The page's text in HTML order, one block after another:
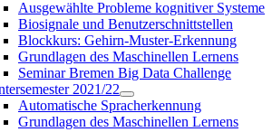
Ausgewählte Probleme kognitiver Systeme
Biosignale und Benutzerschnittstellen
Blockkurs: Gehirn-Muster-Erkennung
Grundlagen des Maschinellen Lernens
Seminar Bremen Big Data Challenge
2021/22
Automatische Spracherkennung
Grundlagen des Maschinellen Lernens